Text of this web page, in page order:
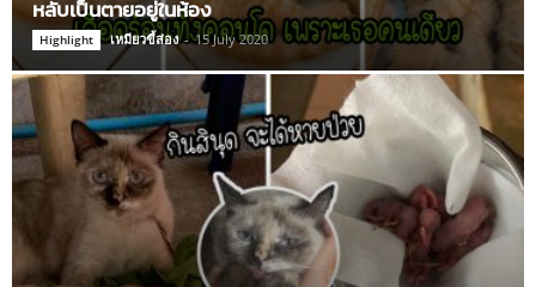
หลับเป็นตายอยู่ในห้อง
Highlight เหมียวขี้ส่อง - 15 July 2020